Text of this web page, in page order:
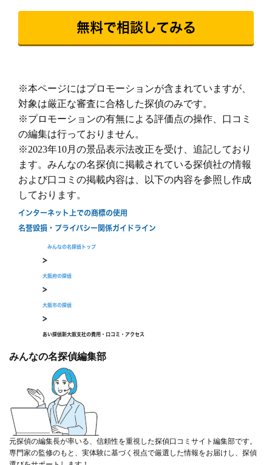
8/8
○
8/9
○
8/10
○
8/11
○
8/12
○
8/13
○
8/14
○
8/15
30秒でご案内できます
無料で相談してみる
※本ページにはプロモーションが含まれていますが、
対象は厳正な審査に合格した探偵のみです。
※プロモーションの有無による評価点の操作、口コミ
の編集は行っておりません。
※2023年10月の景品表示法改正を受け、追記しており
ます。みんなの名探偵に掲載されている探偵社の情報
および口コミの掲載内容は、以下の内容を参照し作成
しております。
インターネット上での商標の使用
名誉毀損・プライバシー関係ガイドライン
みんなの名探偵トップ
>
大阪府の探偵
>
大阪市の探偵
>
あい探偵新大阪支社の費用・口コミ・アクセス
みんなの名探偵編集部
元探偵の編集長が率いる、信頼性を重視した探偵口コミサイト編集部です。
専門家の監修のもと、実体験に基づく視点で厳選した情報をお届けし、探偵